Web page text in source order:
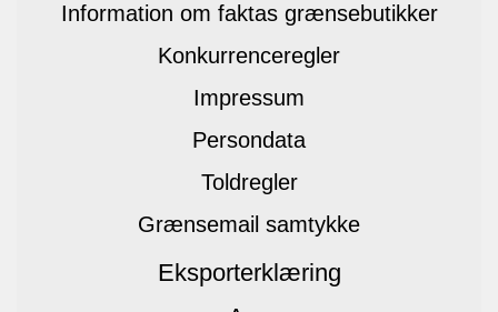
Information om faktas grænsebutikker
Konkurrenceregler
Impressum
Persondata
Toldregler
Grænsemail samtykke
Eksporterklæring